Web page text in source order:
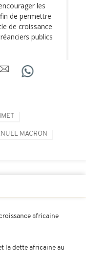
les
de permettre
de croissance
publics
MACRON
africaine
la dette africaine au